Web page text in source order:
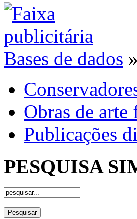
Bases de dados »
Obras de arte
Publicações
PESQUISA